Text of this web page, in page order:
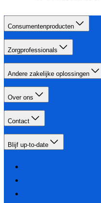
Consumentenproducten
Zorgprofessionals
Andere zakelijke oplossingen
Over ons
Contact
Blijf up-to-date